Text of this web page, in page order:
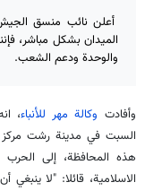
أعلن نائب منسق
الميدان بشكل مباشر،
والوحدة ودعم الشعب.
وأفادت وكالة مهر للأنباء،
هذه المحافظة، إلى الحرب
الاسلامية، قائلا: "لا